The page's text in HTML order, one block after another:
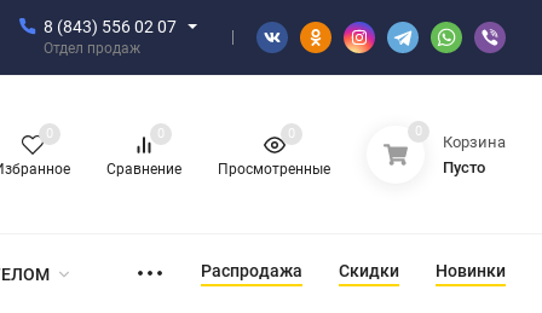
8 (843) 556 02 07
Отдел продаж
0
Сравнение
0
Просмотренные
0 0
Корзина
Пусто
Распродажа Скидки Новинки